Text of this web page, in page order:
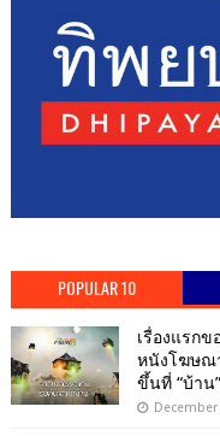
POPULAR 10
เรื่องแรกข
หนังโฆษณ
ขึ้นที่ “บ้าน”
December